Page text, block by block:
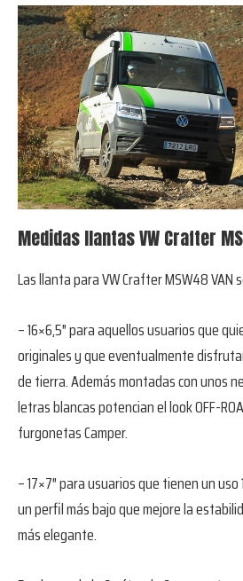
Medidas llantas VW Crafter
Las llanta para VW Crafter MSW48 VAN
– 16×6,5″ para aquellos usuarios que
originales y que eventualmente
de tierra. Además montadas con unos
letras blancas potencian el look OFF-
furgonetas Camper.
– 17×7″ para usuarios que tienen un
un perfil más bajo que mejore la
más elegante.